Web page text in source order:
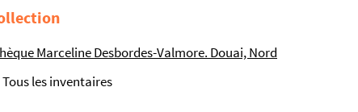
Marceline Desbordes-Valmore. Douai, Nord
Tous les inventaires
5-1109. Copies de lettres à Mélanie Waldor, 1831-1851
5-1149. Copies de lettres à Ondine Valmore, 1841-1848
5-1209. Copies de lettres à Hippolyte Valmore, 1832-1855